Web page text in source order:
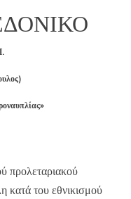
προλεταριακού
κατά του εθνικισμού